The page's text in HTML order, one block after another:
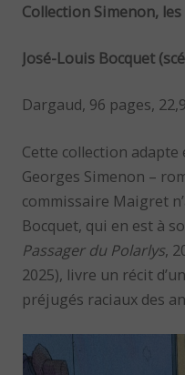
Collection Simenon,
José-Louis Bocquet
Dargaud, 96 pages,
Cette collection adapte
Georges Simenon –
commissaire Maigret
Bocquet, qui en est à
Passager du Polarlys,
2025), livre un récit
préjugés raciaux des